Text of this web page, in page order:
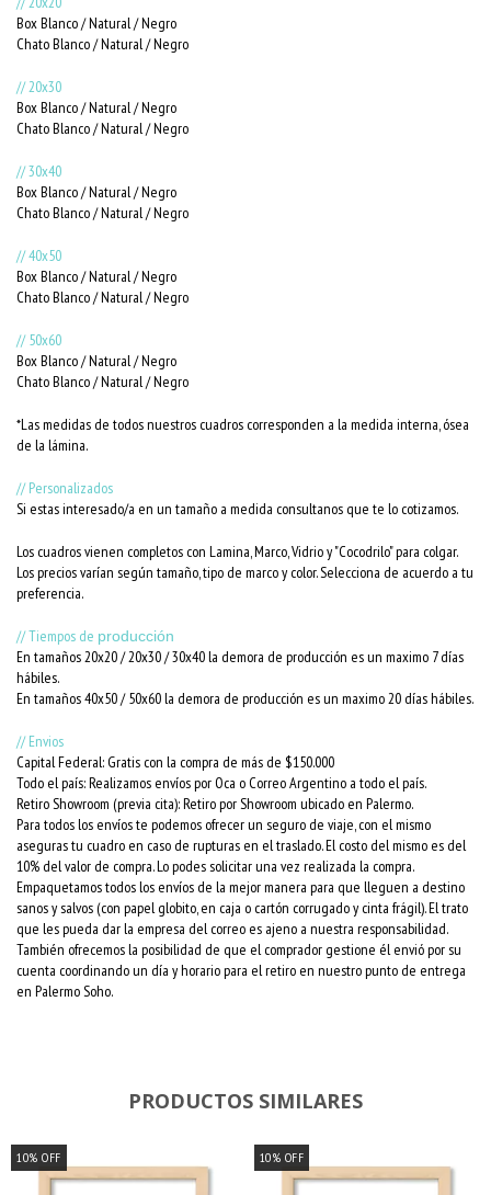
Box Blanco / Natural / Negro
Chato Blanco / Natural / Negro
// 20x30
Box Blanco / Natural / Negro
Chato Blanco / Natural / Negro
// 30x40
Box Blanco / Natural / Negro
Chato Blanco / Natural / Negro
// 40x50
Box Blanco / Natural / Negro
Chato Blanco / Natural / Negro
// 50x60
Box Blanco / Natural / Negro
Chato Blanco / Natural / Negro
*Las medidas de todos nuestros cuadros corresponden a la medida interna, ósea
de la lámina.
// Personalizados
Si estas interesado/a en un tamaño a medida consultanos que te lo cotizamos.
Los cuadros vienen completos con Lamina, Marco, Vidrio y "Cocodrilo" para colgar.
Los precios varían según tamaño, tipo de marco y color. Selecciona de acuerdo a tu
preferencia.
// Tiempos de producción
En tamaños 20x20 / 20x30 / 30x40 la demora de producción es un maximo 7 días
hábiles.
En tamaños 40x50 / 50x60 la demora de producción es un maximo 20 días hábiles.
// Envios
Capital Federal: Gratis con la compra de más de $150.000
Todo el país: Realizamos envíos por Oca o Correo Argentino a todo el país.
Retiro Showroom (previa cita): Retiro por Showroom ubicado en Palermo.
Para todos los envíos te podemos ofrecer un seguro de viaje, con el mismo
aseguras tu cuadro en caso de rupturas en el traslado. El costo del mismo es del
10% del valor de compra. Lo podes solicitar una vez realizada la compra.
Empaquetamos todos los envíos de la mejor manera para que lleguen a destino
sanos y salvos (con papel globito, en caja o cartón corrugado y cinta frágil). El trato
que les pueda dar la empresa del correo es ajeno a nuestra responsabilidad.
También ofrecemos la posibilidad de que el comprador gestione él envió por su
cuenta coordinando un día y horario para el retiro en nuestro punto de entrega
en Palermo Soho.
PRODUCTOS SIMILARES
10% OFF 10% OFF